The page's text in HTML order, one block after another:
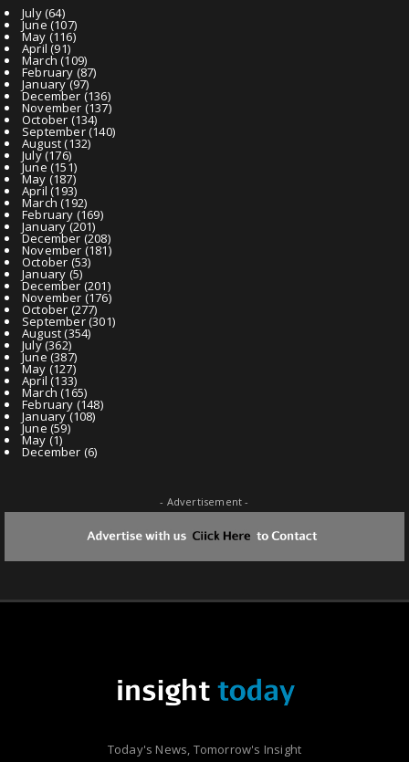
July(64)
June(107)
May (116)
April (91)
March (109)
February (87)
January(97)
December (136)
November (137)
October (134)
September(140)
August(132)
July(176)
June(151)
May (187)
April (193)
March (192)
February (169)
January(201)
December (208)
November (181)
October (53)
January (5)
December(201)
November (176)
October (277)
September(301)
August(354)
July(362)
June(387)
May (127)
April (133)
March (165)
February (148)
January(108)
June (59)
May (1)
December (6)
- Advertisement -
Today's News, Tomorrow's Insight